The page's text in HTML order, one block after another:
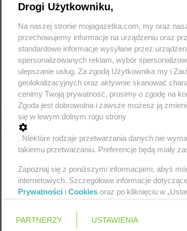
POLOmarket
11 gazetek
Dodaj do ulubionych
PEPCO
1
Dodaj
5 gazetek
Drogi Użytkowniku,
Na naszej stronie mojagazetka.com, my oraz
przechowujemy informacje na urządzeniu oraz
standardowe informacje wysyłane przez
spersonalizowanych reklam, wybór
ulepszanie usług. Za zgodą Użytkownika my i
geolokalizacyjnych oraz aktywnie skanować
cenimy Twoją prywatność, prosimy o zgodę na
Zgoda jest dobrowolna i zawsze możesz ją
się w lewym dolnym rogu strony
. Niektóre rodzaje przetwarzania danych nie
takiemu przetwarzaniu. Preferencje będą miały
Zapoznaj się z poniższymi informacjami, abyś
internetowych. Szczegółowe informacje
Prywatności i Cookies oraz po kliknięciu w
PARTNERZY USTAWIENIA